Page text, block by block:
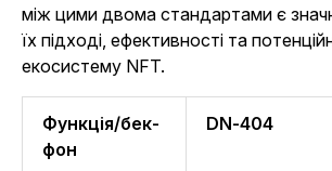
між цими двома стандартами є
їх підході, ефективності та
екосистему NFT.
Функція/бек-
фон
DN-404